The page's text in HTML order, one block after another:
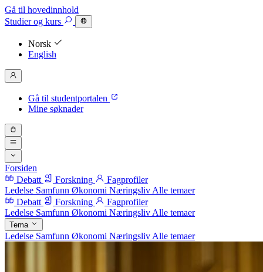
Gå til hovedinnhold
Studierog kurs
Norsk
English
Gå til studentportalen
Mine søknader
Forsiden
Debatt
Forskning
Fagprofiler
Ledelse Samfunn Økonomi Næringsliv Alle temaer
Debatt
Forskning
Fagprofiler
Ledelse Samfunn Økonomi Næringsliv Alle temaer
Tema
Ledelse Samfunn Økonomi Næringsliv Alle temaer